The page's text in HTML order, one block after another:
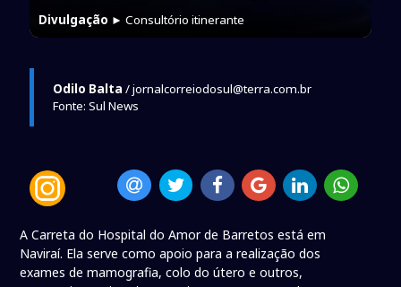
Divulgação ► Consultório itinerante
Odilo Balta / jornalcorreiodosul@terra.com.br
Fonte: Sul News
A Carreta do Hospital do Amor de Barretos está em
Naviraí. Ela serve como apoio para a realização dos
exames de mamografia, colo do útero e outros,